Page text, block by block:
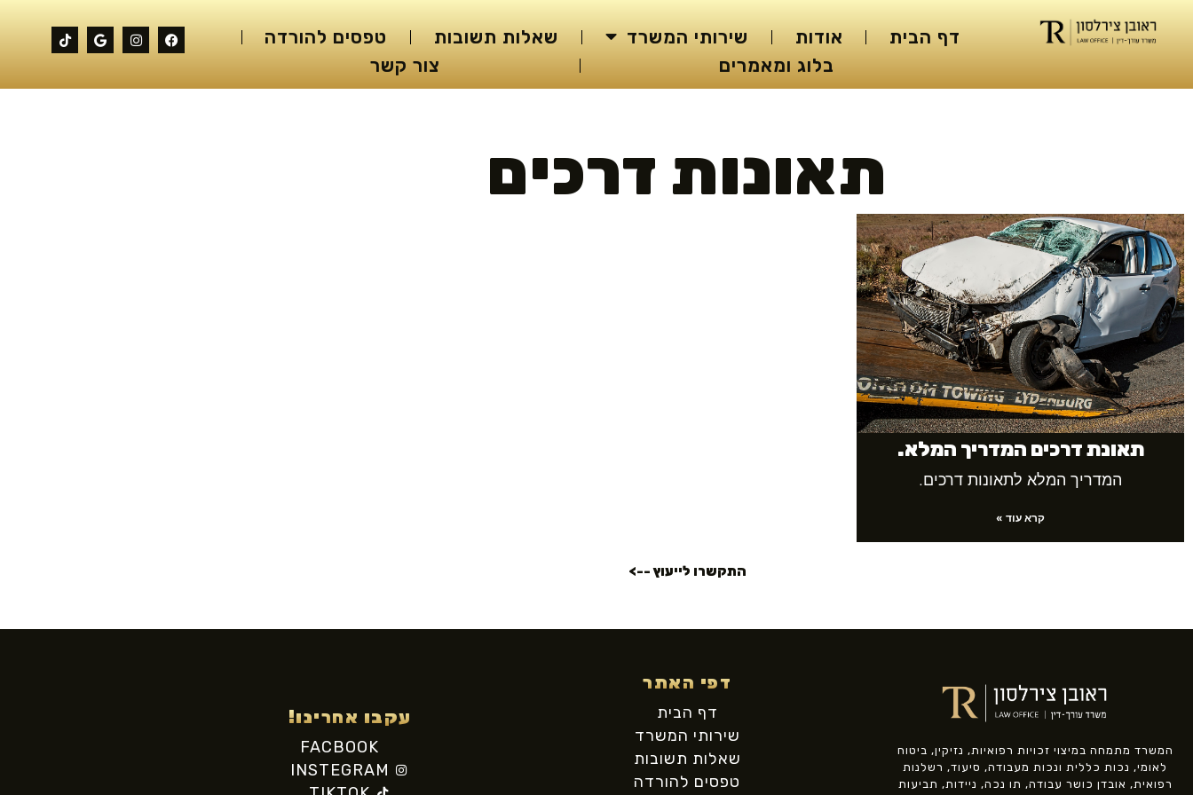
דף הבית אודות שירותי המשרד שאלות תשובות
טפסים להורדה
בלוג ומאמרים
צור קשר
תאונות דרכים
תאונת דרכים המדריך המלא.
המדריך המלא לתאונות דרכים.
קרא עוד »
התקשרו לייעוץ -->
המשרד מתמחה במיצוי זכויות רפואיות, נזיקין, ביטוח
לאומי, נכות כללית ונכות מעבודה, סיעוד, רשלנות
רפואית, אובדן כושר עבודה, תו נכה, ניידות, תביעות
דפי האתר
דף הבית
שירותי המשרד
שאלות תשובות
טפסים להורדה
עקבו אחרינו!
FACBOOK
INSTEGRAM